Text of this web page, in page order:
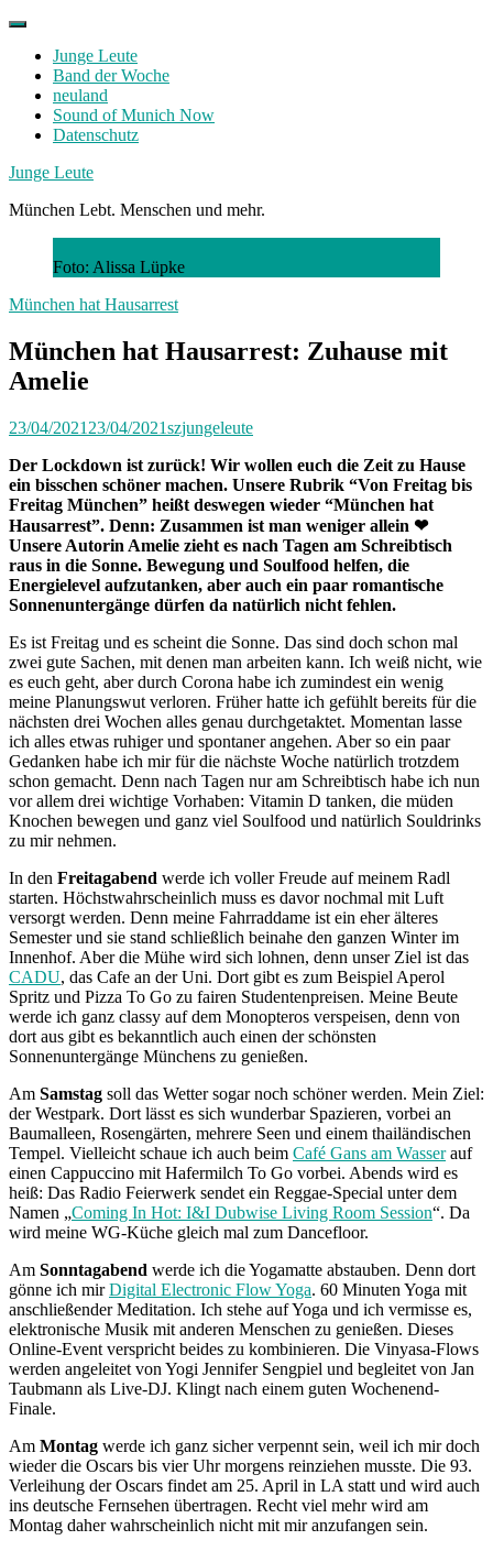
Skip
contentJunge Leute
Band der Woche
neuland
Sound of Munich Now
Datenschutz
Facebook
Twitter
Instagram
Junge Leute
München Lebt. Menschen und mehr.
Foto: Alissa Lüpke
München hat Hausarrest
München hat Hausarrest: Zuhause mit
Amelie
23/04/2021 23/04/2021szjungeleute
Der Lockdown ist zurück! Wir wollen euch die Zeit zu Hause
ein bisschen schöner machen. Unsere Rubrik “Von Freitag bis
Freitag München” heißt deswegen wieder “München hat
Hausarrest”. Denn: Zusammen ist man weniger allein ❤
Unsere Autorin Amelie zieht es nach Tagen am Schreibtisch
raus in die Sonne. Bewegung und Soulfood helfen, die
Energielevel aufzutanken, aber auch ein paar romantische
Sonnenuntergänge dürfen da natürlich nicht fehlen.
Es ist Freitag und es scheint die Sonne. Das sind doch schon mal
zwei gute Sachen, mit denen man arbeiten kann. Ich weiß nicht, wie
es euch geht, aber durch Corona habe ich zumindest ein wenig
meine Planungswut verloren. Früher hatte ich gefühlt bereits für die
nächsten drei Wochen alles genau durchgetaktet. Momentan lasse
ich alles etwas ruhiger und spontaner angehen. Aber so ein paar
Gedanken habe ich mir für die nächste Woche natürlich trotzdem
schon gemacht. Denn nach Tagen nur am Schreibtisch habe ich nun
vor allem drei wichtige Vorhaben: Vitamin D tanken, die müden
Knochen bewegen und ganz viel Soulfood und natürlich Souldrinks
zu mir nehmen.
In den Freitagabend werde ich voller Freude auf meinem Radl
starten. Höchstwahrscheinlich muss es davor nochmal mit Luft
versorgt werden. Denn meine Fahrraddame ist ein eher älteres
Semester und sie stand schließlich beinahe den ganzen Winter im
Innenhof. Aber die Mühe wird sich lohnen, denn unser Ziel ist das
CADU, das Cafe an der Uni. Dort gibt es zum Beispiel Aperol
Spritz und Pizza To Go zu fairen Studentenpreisen. Meine Beute
werde ich ganz classy auf dem Monopteros verspeisen, denn von
dort aus gibt es bekanntlich auch einen der schönsten
Sonnenuntergänge Münchens zu genießen.
Am Samstag soll das Wetter sogar noch schöner werden. Mein Ziel:
der Westpark. Dort lässt es sich wunderbar Spazieren, vorbei an
Baumalleen, Rosengärten, mehrere Seen und einem thailändischen
Tempel. Vielleicht schaue ich auch beim Café Gans am Wasserauf
einen Cappuccino mit Hafermilch To Go vorbei. Abends wird es
heiß: Das Radio Feierwerk sendet ein Reggae-Special unter dem
Namen „Coming In Hot: I&I Dubwise Living Room Session“. Da
wird meine WG-Küche gleich mal zum Dancefloor.
Am Sonntagabend werde ich die Yogamatte abstauben. Denn dort
gönne ich mirDigital Electronic Flow Yoga. 60 Minuten Yoga mit
anschließender Meditation. Ich stehe auf Yoga und ich vermisse es,
elektronische Musik mit anderen Menschen zu genießen. Dieses
Online-Event verspricht beides zu kombinieren. Die Vinyasa-Flows
werden angeleitet von Yogi Jennifer Sengpiel und begleitet von Jan
Taubmann als Live-DJ. Klingt nach einem guten Wochenend-
Finale.
Am Montag werde ich ganz sicher verpennt sein, weil ich mir doch
wieder die Oscars bis vier Uhr morgens reinziehen musste. Die 93.
Verleihung der Oscars findet am 25. April in LA statt und wird auch
ins deutsche Fernsehen übertragen. Recht viel mehr wird am
Montag daher wahrscheinlich nicht mit mir anzufangen sein.